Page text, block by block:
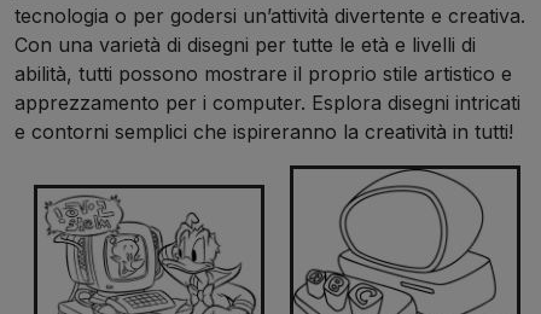
tecnologia o per godersi un’attività divertente e creativa.
Con una varietà di disegni per tutte le età e livelli di
abilità, tutti possono mostrare il proprio stile artistico e
apprezzamento per i computer. Esplora disegni intricati
e contorni semplici che ispireranno la creatività in tutti!